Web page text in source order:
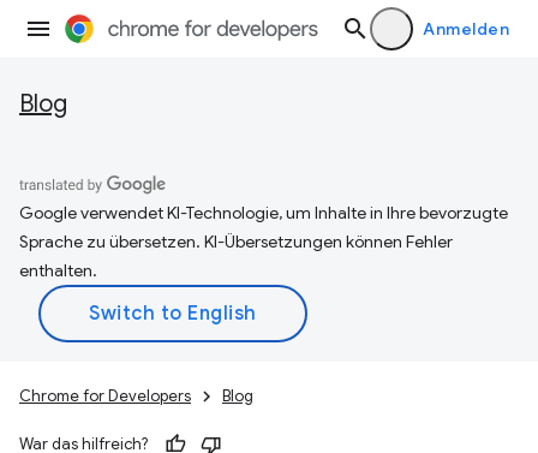
Anmelden
Blog
Google verwendet KI-Technologie, um Inhalte in Ihre bevorzugte
Sprache zu übersetzen. KI-Übersetzungen können Fehler
enthalten.
Chrome for Developers Blog
War das hilfreich?